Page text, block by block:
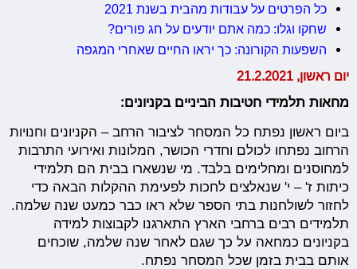
כל הפרטים על עבודות מהבית בשנת 2021
שחקו וגלו: כמה אתם יודעים על חג פורים?
השפעות הקורונה: כך יראו החיים שאחרי המגפה
יום ראשון, 21.2.2021
מחאות תלמידי חטיבות הביניים בקניונים:
ביום ראשון נפתח כל המסחר לציבור הרחב – הקניונים וחנויות
הרחוב נפתחו לכולם וחדרי הכושר, המלונות ואירועי התרבות
למחוסנים ומחלימים בלבד. מי שנשארו בבית הם תלמידי
כיתות ז' – י' שנאלצים לחכות לפעימת ההקלות הבאה כדי
לחזור לשולחנות בתי הספר שלא ראו כבר כמעט שנה שלמה.
תלמידים רבים ברחבי הארץ התארגנו לקבוצות למידה
בקניונים כמחאה על כך שגם לאחר שנה שלמה, שוכחים
אותם בבית בזמן שכל המסחר נפתח.